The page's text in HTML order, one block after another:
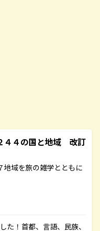
４の国と地域 改訂
地域を旅の雑学とともに
た！首都、言語、民族、